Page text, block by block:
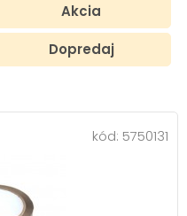
Akcia
Dopredaj
kód: 5750131